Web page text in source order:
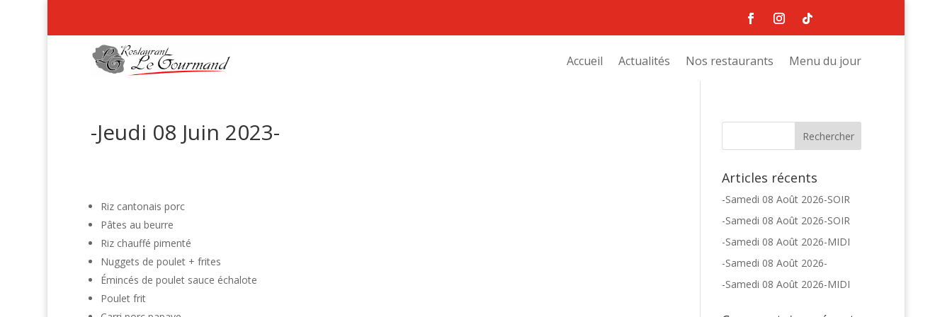
Accueil Actualités Nos restaurants Menu du jour
-Jeudi 08 Juin 2023-
Riz cantonais porc
Pâtes au beurre
Riz chauffé pimenté
Nuggets de poulet + frites
Émincés de poulet sauce échalote
Poulet frit
Articles récents
-Samedi 08 Août 2026-SOIR
-Samedi 08 Août 2026-SOIR
-Samedi 08 Août 2026-MIDI
-Samedi 08 Août 2026-
-Samedi 08 Août 2026-MIDI